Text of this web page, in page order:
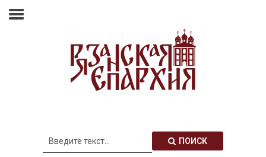
Митрополия ПОИСК